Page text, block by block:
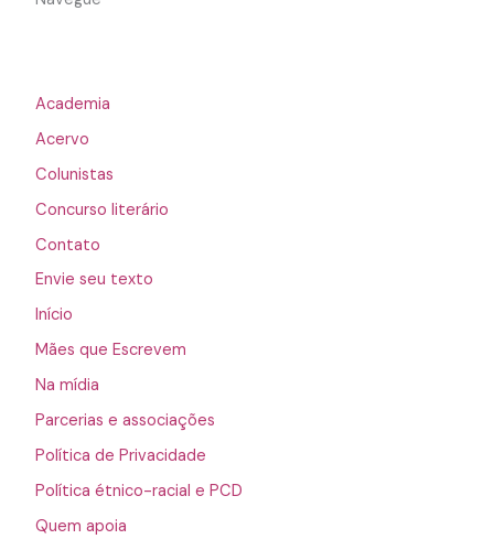
Academia
Acervo
Colunistas
Concurso literário
Contato
Envie seu texto
Início
Mães que Escrevem
Na mídia
Parcerias e associações
Política de Privacidade
Política étnico-racial e PCD
Quem apoia